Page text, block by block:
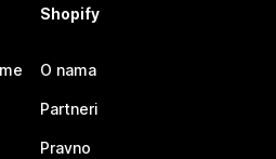
Shopify
O nama
Partneri
Pravno